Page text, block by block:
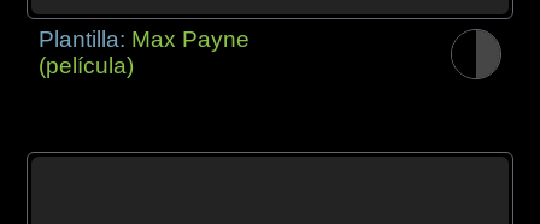
Plantilla: Max Payne
(película)